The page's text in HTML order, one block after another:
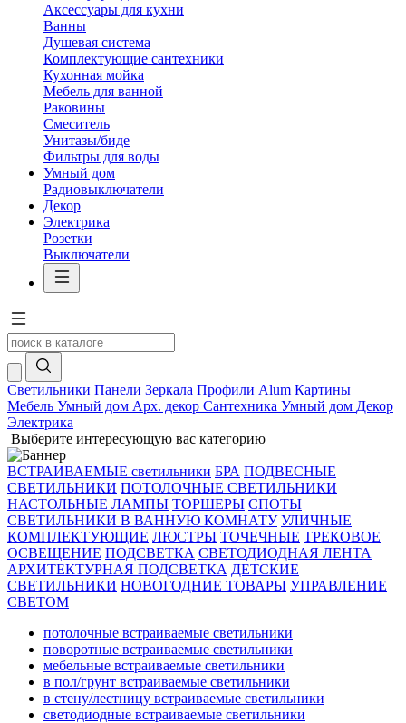
Аксессуары для кухни
Ванны
Душевая система
Комплектующие сантехники
Кухонная мойка
Мебель для ванной
Раковины
Смеситель
Унитазы/биде
Фильтры для воды
Умный дом
Радиовыключатели
Декор
Электрика
Розетки
Выключатели
Светильники Панели Зеркала Профили Alum Картины
Мебель Умный дом Арх. декор Сантехника Умный дом Декор
Электрика
Выберите интересующую вас категорию
ВСТРАИВАЕМЫЕ светильники БРА ПОДВЕСНЫЕ
СВЕТИЛЬНИКИ ПОТОЛОЧНЫЕ СВЕТИЛЬНИКИ
НАСТОЛЬНЫЕ ЛАМПЫ ТОРШЕРЫ СПОТЫ
СВЕТИЛЬНИКИ В ВАННУЮ КОМНАТУ УЛИЧНЫЕ
КОМПЛЕКТУЮЩИЕ ЛЮСТРЫ ТОЧЕЧНЫЕ ТРЕКОВОЕ
ОСВЕЩЕНИЕ ПОДСВЕТКА СВЕТОДИОДНАЯ ЛЕНТА
АРХИТЕКТУРНАЯ ПОДСВЕТКА ДЕТСКИЕ
СВЕТИЛЬНИКИ НОВОГОДНИЕ ТОВАРЫ УПРАВЛЕНИЕ
СВЕТОМ
потолочные встраиваемые светильники
поворотные встраиваемые светильники
мебельные встраиваемые светильники
в пол/грунт встраиваемые светильники
в стену/лестницу встраиваемые светильники
светодиодные встраиваемые светильники